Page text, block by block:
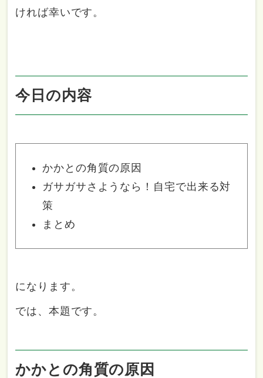
ければ幸いです。
今日の内容
かかとの角質の原因
ガサガサさようなら！自宅で出来る対
策
まとめ
になります。
では、本題です。
かかとの角質の原因